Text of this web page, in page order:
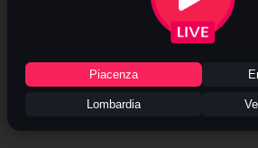
Piacenza
Lombardia